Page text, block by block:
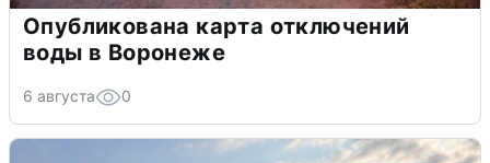
Опубликована карта отключений
воды в Воронеже
6 августа 0